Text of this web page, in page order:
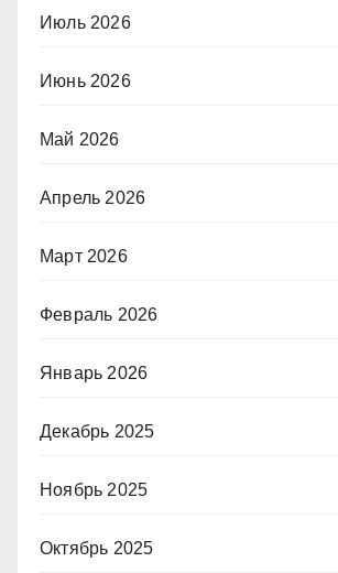
Июль 2026
Июнь 2026
Май 2026
Апрель 2026
Март 2026
Февраль 2026
Январь 2026
Декабрь 2025
Ноябрь 2025
Октябрь 2025